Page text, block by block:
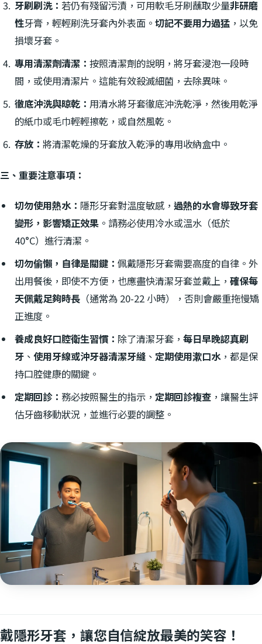
牙刷刷洗：若仍有殘留污漬，可用軟毛牙刷蘸取少量非研磨
性牙膏，輕輕刷洗牙套內外表面。切記不要用力過猛 ，以免
損壞牙套。
專用清潔劑清潔：按照清潔劑的說明，將牙套浸泡一段時
間，或使用清潔片。這能有效殺滅細菌，去除異味。
徹底沖洗與晾乾： 用清水將牙套徹底沖洗乾淨，然後用乾淨
的紙巾或毛巾輕輕擦乾，或自然風乾。
存放：將清潔乾燥的牙套放入乾淨的專用收納盒中。
三、重要注意事項：
切勿使用熱水： 隱形牙套對溫度敏感，過熱的水會導致牙套
變形，影響矯正效果 。請務必使用冷水或溫水（低於
40°C）進行清潔。
切勿偷懶，自律是關鍵：佩戴隱形牙套需要高度的自律。外
出用餐後，即使不方便，也應盡快清潔牙套並戴上，確保每
天佩戴足夠時長 （通常為 20-22 小時），否則會嚴重拖慢矯
正進度。
養成良好口腔衛生習慣： 除了清潔牙套，每日早晚認真刷
牙 、使用牙線或沖牙器清潔牙縫 、定期使用漱口水，都是保
持口腔健康的關鍵。
定期回診： 務必按照醫生的指示，定期回診複查 ，讓醫生評
估牙齒移動狀況，並進行必要的調整。
戴隱形牙套，讓您自信綻放最美的笑容！